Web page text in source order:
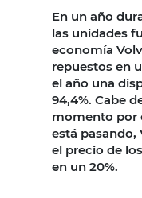
En un año
las unidades
economía
repuestos en
el año una
94,4%. Cabe
momento por
está pasando,
el precio de
en un 20%.